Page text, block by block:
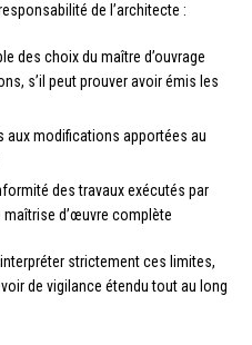
de l’architecte :
des choix du maître d’ouvrage
s’il peut prouver avoir émis les
aux modifications apportées au
des travaux exécutés par
d’œuvre complète
strictement ces limites,
de vigilance étendu tout au long